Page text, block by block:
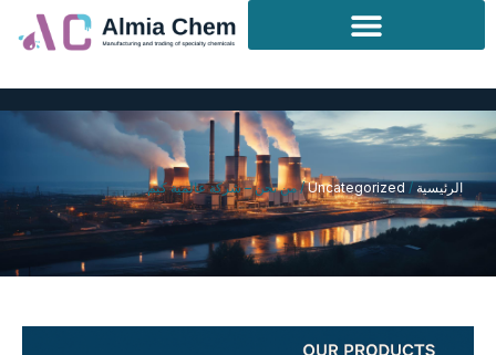
إلى
الرئيسية/
Uncategorized/ من نحن – شركة عالمية كيم